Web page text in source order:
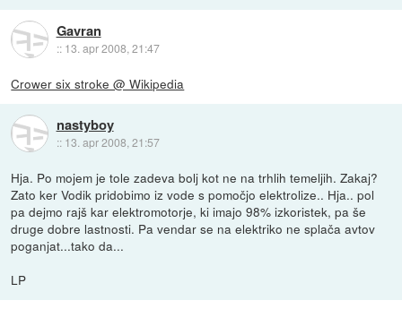
Gavran
:: 13. apr 2008, 21:47
Crower six stroke @ Wikipedia
nastyboy
:: 13. apr 2008, 21:57
Hja. Po mojem je tole zadeva bolj kot ne na trhlih temeljih. Zakaj?
Zato ker Vodik pridobimo iz vode s pomočjo elektrolize.. Hja.. pol
pa dejmo rajš kar elektromotorje, ki imajo 98% izkoristek, pa še
druge dobre lastnosti. Pa vendar se na elektriko ne splača avtov
poganjat...tako da...
LP